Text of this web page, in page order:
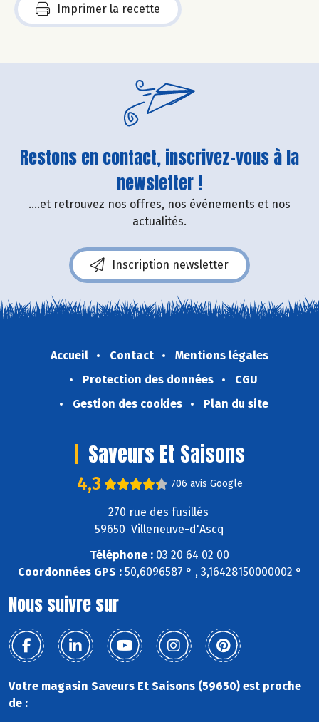
Imprimer la recette
Restons en contact, inscrivez-vous à la
newsletter !
....et retrouvez nos offres, nos événements et nos
actualités.
Inscription newsletter
Accueil Contact
Mentions légales
Protection des données
CGU
Gestion des cookies
Plan du site
Saveurs Et Saisons
4,3 706 avis Google
270 rue des fusillés
59650 Villeneuve-d'Ascq
Téléphone : 03 20 64 02 00
Coordonnées GPS :50,6096587 ° , 3,16428150000002 °
Nous suivre sur
Votre magasin Saveurs Et Saisons (59650) est proche
de :